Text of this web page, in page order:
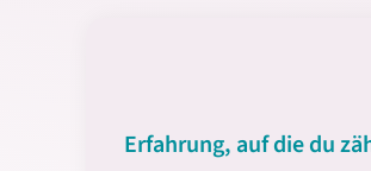
Erfahrung, auf die du